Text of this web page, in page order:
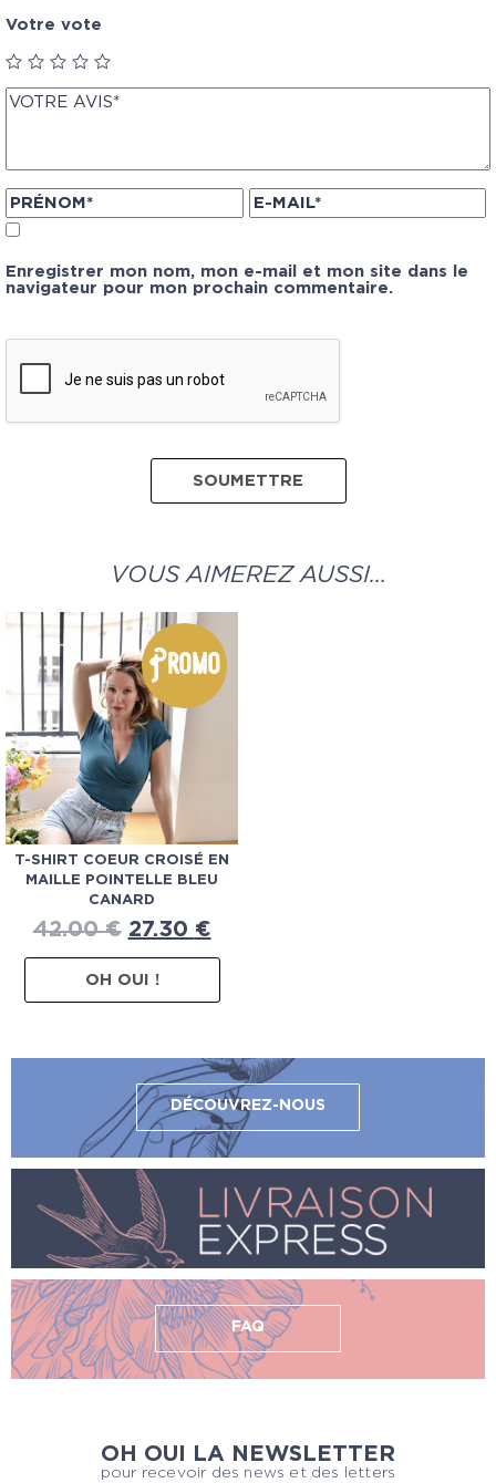
Votre vote
Enregistrer mon nom, mon e-mail et mon site dans le
navigateur pour mon prochain commentaire.
VOUS AIMEREZ AUSSI…
Promo
T-SHIRT COEUR CROISÉ EN
MAILLE POINTELLE BLEU
CANARD
42.00€ 27.30 €
OH OUI !
DÉCOUVREZ-NOUS
FAQ
OH OUI LA NEWSLETTER
pour recevoir des news et des letters